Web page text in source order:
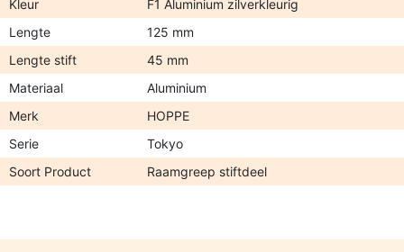
Kleur
F1 Aluminium zilverkleurig
Lengte
125 mm
Lengte stift
45 mm
Materiaal
Aluminium
Merk
HOPPE
Serie
Tokyo
Soort Product
Raamgreep stiftdeel